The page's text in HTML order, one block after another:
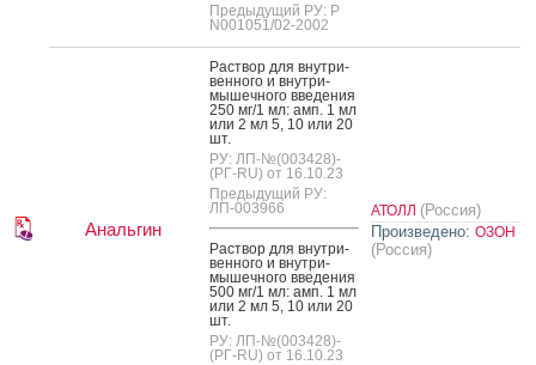
Предыдущий РУ: Р
N001051/02-2002
Анальгин
Рас­твор для внут­ри­
вен­но­го и внут­ри­
мышеч­но­го вве­дения
250 мг/1 мл: амп. 1 мл
или 2 мл 5, 10 или 20
шт.
РУ: ЛП-№(003428)-
(РГ-RU) от 16.10.23
Предыдущий РУ:
ЛП-003966
Рас­твор для внут­ри­
вен­но­го и внут­ри­
мышеч­но­го вве­дения
500 мг/1 мл: амп. 1 мл
или 2 мл 5, 10 или 20
шт.
РУ: ЛП-№(003428)-
(РГ-RU) от 16.10.23
АТОЛЛ (Россия)
Произведено: ОЗОН
(Россия)